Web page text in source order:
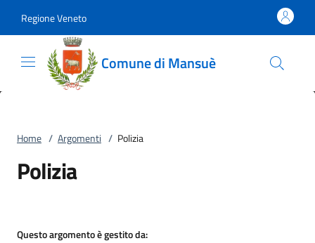
Regione Veneto
Comune di Mansuè
Home / Argomenti / Polizia
Polizia
Questo argomento è gestito da: